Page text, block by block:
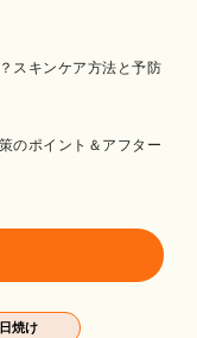
スキンケア方法と予防
のポイント＆アフター
日焼け